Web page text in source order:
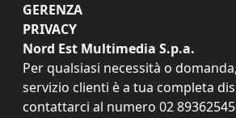
GERENZA
PRIVACY
Nord Est Multimedia S.p.a.
Per qualsiasi necessità o
servizio clienti è a tua completa
contattarci al numero 02 89362545